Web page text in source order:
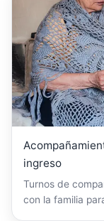
ingreso
Turnos de
con la familia